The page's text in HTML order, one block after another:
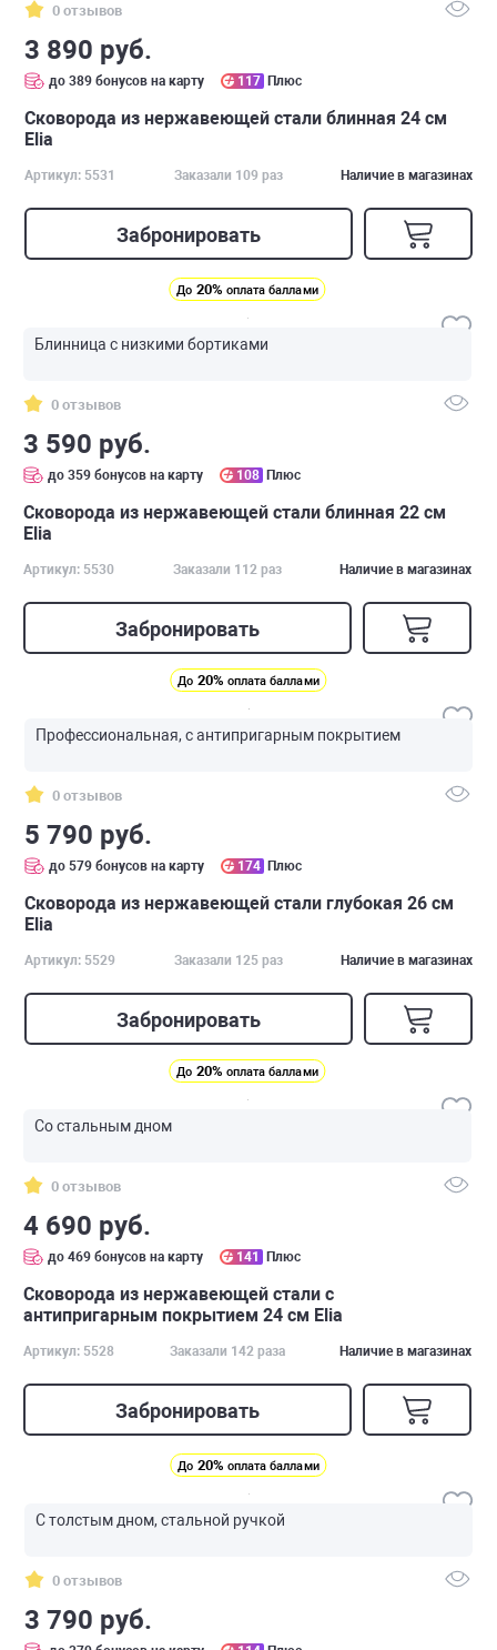
0 отзывов
3 890 руб.
до 389 бонусов на карту 117 Плюс
Сковорода из нержавеющей стали блинная 24 см
Elia
Артикул: 5531 Заказали 109 раз Наличие в магазинах
Забронировать
До 20% оплата баллами
Блинница с низкими бортиками
0 отзывов
3 590 руб.
до 359 бонусов на карту 108 Плюс
Сковорода из нержавеющей стали блинная 22 см
Elia
Артикул: 5530 Заказали 112 раз Наличие в магазинах
Забронировать
До 20% оплата баллами
Профессиональная, с антипригарным покрытием
0 отзывов
5 790 руб.
до 579 бонусов на карту 174 Плюс
Сковорода из нержавеющей стали глубокая 26 см
Elia
Артикул: 5529 Заказали 125 раз Наличие в магазинах
Забронировать
До 20% оплата баллами
Со стальным дном
0 отзывов
4 690 руб.
до 469 бонусов на карту 141 Плюс
Сковорода из нержавеющей стали с
антипригарным покрытием 24 см Elia
Артикул: 5528 Заказали 142 раза Наличие в магазинах
Забронировать
До 20% оплата баллами
С толстым дном, стальной ручкой
0 отзывов
3 790 руб.